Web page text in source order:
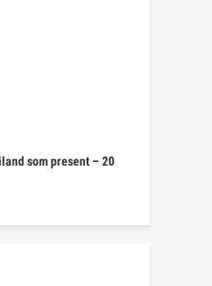
som present – 20